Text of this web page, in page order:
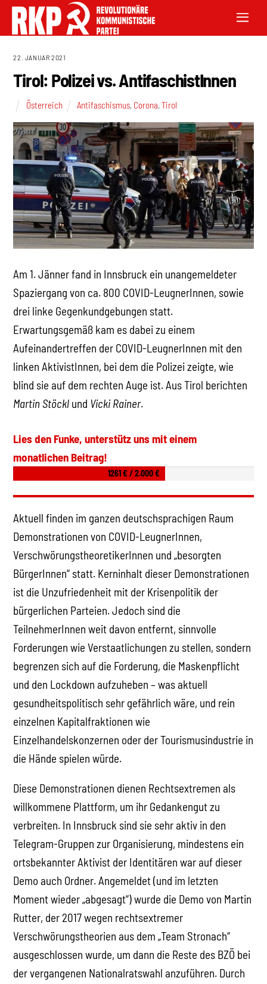
22. JANUAR 2021
Tirol: Polizei vs. AntifaschistInnen
Österreich Antifaschismus, Corona,Tirol
Am 1. Jänner fand in Innsbruck ein unangemeldeter
Spaziergang von ca. 800 COVID-LeugnerInnen, sowie
drei linke Gegenkundgebungen statt.
Erwartungsgemäß kam es dabei zu einem
Aufeinandertreffen der COVID-LeugnerInnen mit den
linken AktivistInnen, bei dem die Polizei zeigte, wie
blind sie auf dem rechten Auge ist. Aus Tirol berichten
Martin Stöckl und Vicki Rainer.
Lies den Funke, unterstütz uns mit einem
monatlichen Beitrag!
1261 € / 2.000 €
Aktuell finden im ganzen deutschsprachigen Raum
Demonstrationen von COVID-LeugnerInnen,
VerschwörungstheoretikerInnen und „besorgten
BürgerInnen“ statt. Kerninhalt dieser Demonstrationen
ist die Unzufriedenheit mit der Krisenpolitik der
bürgerlichen Parteien. Jedoch sind die
TeilnehmerInnen weit davon entfernt, sinnvolle
Forderungen wie Verstaatlichungen zu stellen, sondern
begrenzen sich auf die Forderung, die Maskenpflicht
und den Lockdown aufzuheben – was aktuell
gesundheitspolitisch sehr gefährlich wäre, und rein
einzelnen Kapitalfraktionen wie
Einzelhandelskonzernen oder der Tourismusindustrie in
die Hände spielen würde.
Diese Demonstrationen dienen Rechtsextremen als
willkommene Plattform, um ihr Gedankengut zu
verbreiten. In Innsbruck sind sie sehr aktiv in den
Telegram-Gruppen zur Organisierung, mindestens ein
ortsbekannter Aktivist der Identitären war auf dieser
Demo auch Ordner. Angemeldet (und im letzten
Moment wieder „abgesagt“) wurde die Demo von Martin
Rutter, der 2017 wegen rechtsextremer
Verschwörungstheorien aus dem „Team Stronach“
ausgeschlossen wurde, um dann die Reste des BZÖ bei
der vergangenen Nationalratswahl anzuführen. Durch